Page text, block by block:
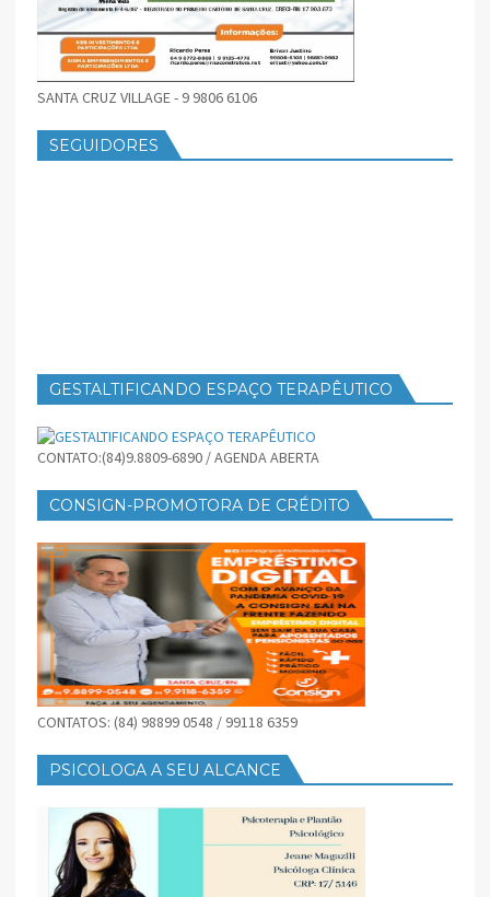
SANTA CRUZ VILLAGE - 9 9806 6106
SEGUIDORES
GESTALTIFICANDO ESPAÇO TERAPÊUTICO
CONTATO:(84)9.8809-6890 / AGENDA ABERTA
CONSIGN-PROMOTORA DE CRÉDITO
CONTATOS: (84) 98899 0548 / 99118 6359
PSICOLOGA A SEU ALCANCE